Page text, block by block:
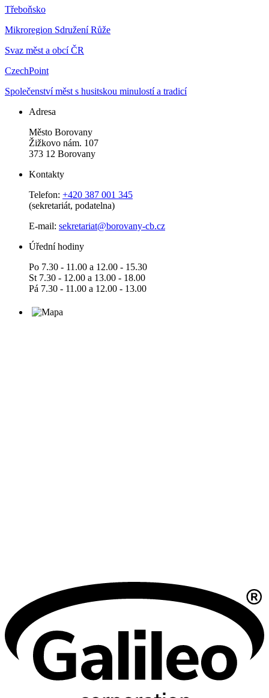
Třeboňsko
Mikroregion Sdružení Růže
Svaz měst a obcí ČR
CzechPoint
Společenství měst s husitskou minulostí a tradicí
Adresa
Město Borovany
Žižkovo nám. 107
373 12 Borovany
Kontakty
Telefon: +420 387 001 345
(sekretariát, podatelna)
E-mail: sekretariat@borovany-cb.cz
Úřední hodiny
Po 7.30 - 11.00 a 12.00 - 15.30
St 7.30 - 12.00 a 13.00 - 18.00
Pá 7.30 - 11.00 a 12.00 - 13.00